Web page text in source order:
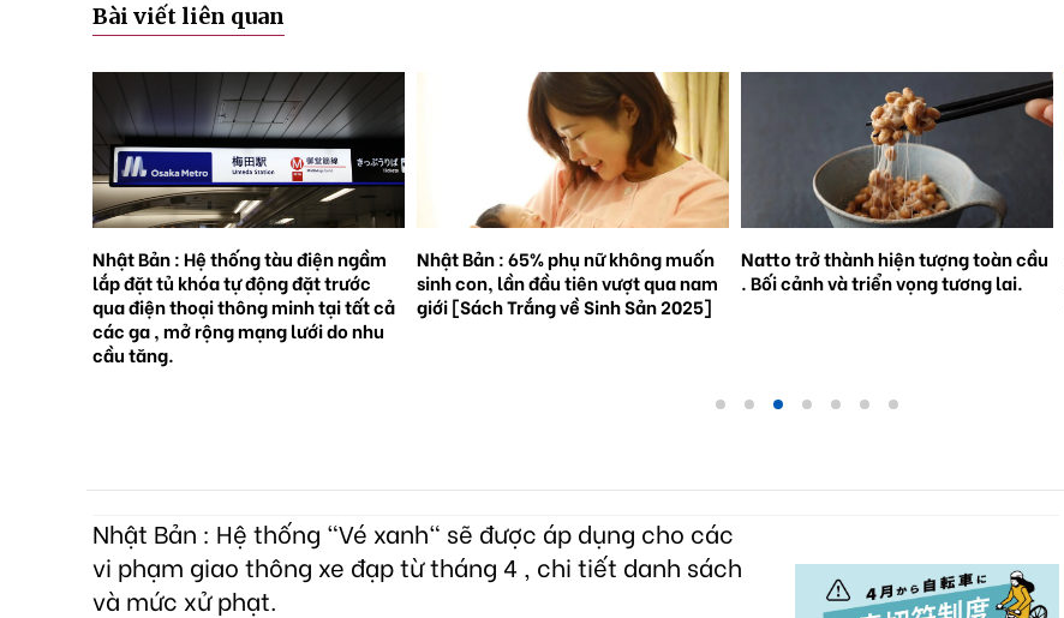
Bài viết liên quan
Nhật Bản : Hệ thống tàu điện ngầm
lắp đặt tủ khóa tự động đặt trước
qua điện thoại thông minh tại tất cả
các ga , mở rộng mạng lưới do nhu
cầu tăng.
Nhật Bản : 65% phụ nữ không muốn
sinh con, lần đầu tiên vượt qua nam
giới [Sách Trắng về Sinh Sản 2025]
Natto trở thành hiện tượng toàn cầu
. Bối cảnh và triển vọng tương lai.
Nhật Bản : Hệ thống "Vé xanh" sẽ được áp dụng cho các
vi phạm giao thông xe đạp từ tháng 4 , chi tiết danh sách
và mức xử phạt.